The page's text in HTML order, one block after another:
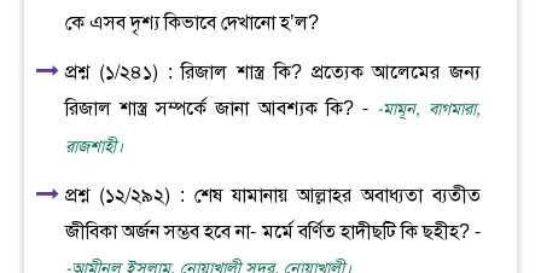
কে এসব দৃশ্য কিভাবে দেখানো হ’ল?
প্রশ্ন (১/২৪১) : রিজাল শাস্ত্র কি? প্রত্যেক আলেমের জন্য
রিজাল শাস্ত্র সম্পর্কে জানা আবশ্যক কি? - -মামূন, বাগমারা,
রাজশাহী।
প্রশ্ন (১২/২৯২) : শেষ যামানায় আল্লাহর অবাধ্যতা ব্যতীত
জীবিকা অর্জন সম্ভব হবে না- মর্মে বর্ণিত হাদীছটি কি ছহীহ? -
-আমীনুল ইসলাম, নোয়াখালী সদর, নোয়াখালী।